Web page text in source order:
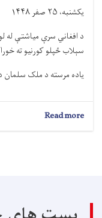
یکشنبه، ۲۵ صفر ۱۴۴۸
سېلاب‌ ځپلو کورنیو ته
یاده مرسته د ملک سلمان
Read more
پروان؛
او